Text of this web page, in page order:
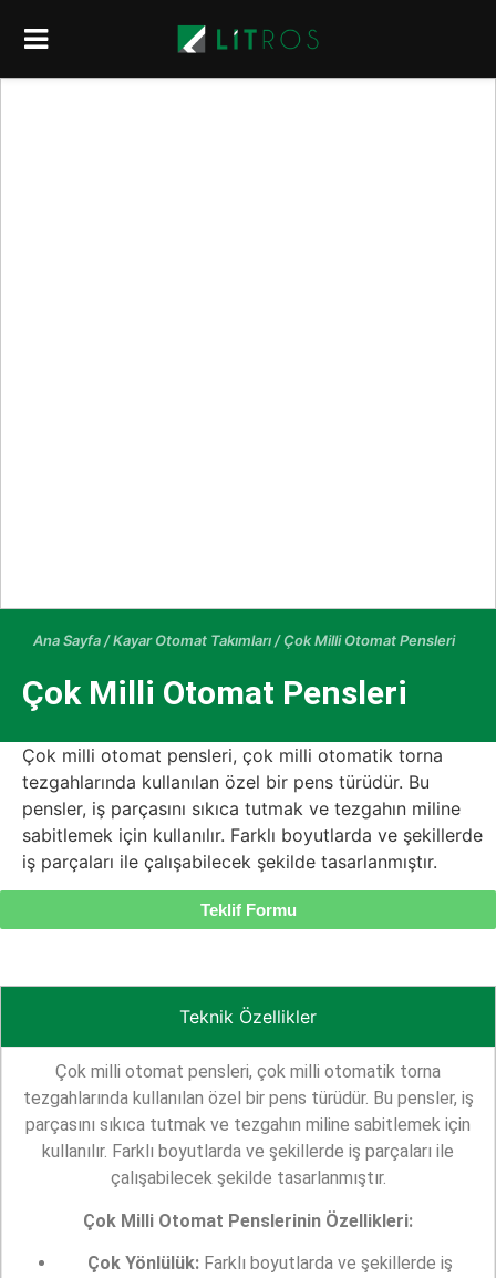
Ana Sayfa/Kayar Otomat Takımları/ Çok Milli Otomat Pensleri
Çok Milli Otomat Pensleri
Çok milli otomat pensleri, çok milli otomatik torna
tezgahlarında kullanılan özel bir pens türüdür. Bu
pensler, iş parçasını sıkıca tutmak ve tezgahın miline
sabitlemek için kullanılır. Farklı boyutlarda ve şekillerde
iş parçaları ile çalışabilecek şekilde tasarlanmıştır.
Teklif Formu
Teknik Özellikler
Çok milli otomat pensleri, çok milli otomatik torna
tezgahlarında kullanılan özel bir pens türüdür. Bu pensler, iş
parçasını sıkıca tutmak ve tezgahın miline sabitlemek için
kullanılır. Farklı boyutlarda ve şekillerde iş parçaları ile
çalışabilecek şekilde tasarlanmıştır.
Çok Milli Otomat Penslerinin Özellikleri:
Çok Yönlülük: Farklı boyutlarda ve şekillerde iş